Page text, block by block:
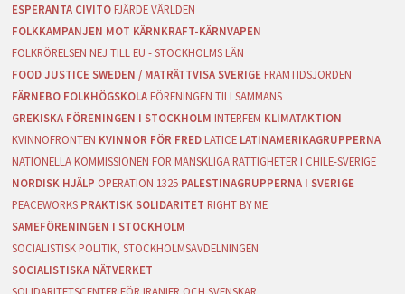
ESPERANTA CIVITO FJÄRDE VÄRLDEN
FOLKKAMPANJEN MOT KÄRNKRAFT-KÄRNVAPEN
FOLKRÖRELSEN NEJ TILL EU - STOCKHOLMS LÄN
FOOD JUSTICE SWEDEN / MATRÄTTVISA SVERIGE FRAMTIDSJORDEN
FÄRNEBO FOLKHÖGSKOLA FÖRENINGEN TILLSAMMANS
GREKISKA FÖRENINGEN I STOCKHOLM INTERFEM KLIMATAKTION
KVINNOFRONTEN KVINNOR FÖR FRED LATICE LATINAMERIKAGRUPPERNA
NATIONELLA KOMMISSIONEN FÖR MÄNSKLIGA RÄTTIGHETER I CHILE-SVERIGE
NORDISK HJÄLP OPERATION 1325 PALESTINAGRUPPERNA I SVERIGE
PEACEWORKS PRAKTISK SOLIDARITET RIGHT BY ME
SAMEFÖRENINGEN I STOCKHOLM
SOCIALISTISK POLITIK, STOCKHOLMSAVDELNINGEN
SOCIALISTISKA NÄTVERKET